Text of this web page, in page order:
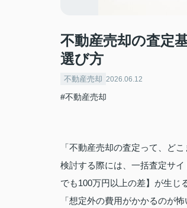
不動産売却の査定
選び方
不動産売却 2026.06.12
#不動産売却
「不動産売却の査定って、ど
検討する際には、一括査定サ
でも100万円以上の差】が生じ
「想定外の費用がかかるのが